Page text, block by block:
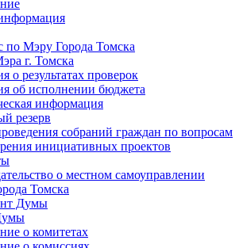
по Мэру Города Томска
г. Томска
о результатах проверок
об исполнении бюджета
информация
резерв
собраний граждан по вопросам
инициативных проектов
о местном самоуправлении
Томска
Думы
о комитетах